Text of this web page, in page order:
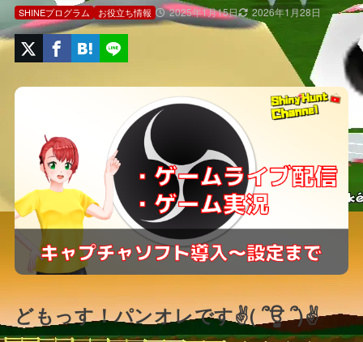
2025年1月15日 2026年1月28日
SHINEプログラム お役立ち情報
どもっす！パンオレです✌( ՞ਊ ՞)✌